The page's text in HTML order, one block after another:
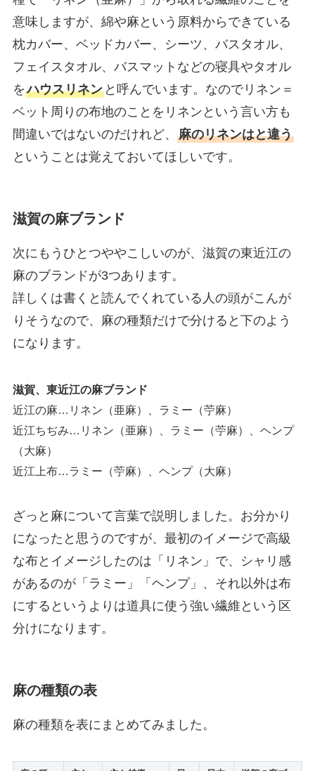
意味しますが、綿や麻という原料からできている
枕カバー、ベッドカバー、シーツ、バスタオル、
フェイスタオル、バスマットなどの寝具やタオル
をハウスリネンと呼んでいます。なのでリネン＝
ベット周りの布地のことをリネンという言い方も
間違いではないのだけれど、 麻のリネンはと違う
ということは覚えておいてほしいです。
滋賀の麻ブランド
次にもうひとつややこしいのが、滋賀の東近江の
麻のブランドが3つあります。
詳しくは書くと読んでくれている人の頭がこんが
りそうなので、麻の種類だけで分けると下のよう
になります。
滋賀、東近江の麻ブランド
近江の麻…リネン（亜麻）、ラミー（苧麻）
近江ちぢみ…リネン（亜麻）、ラミー（苧麻）、ヘンプ
（大麻）
近江上布…ラミー（苧麻）、ヘンプ（大麻）
ざっと麻について言葉で説明しました。お分かり
になったと思うのですが、最初のイメージで高級
な布とイメージしたのは「リネン」で、シャリ感
があるのが「ラミー」「ヘンプ」、それ以外は布
にするというよりは道具に使う強い繊維という区
分けになります。
麻の種類の表
麻の種類を表にまとめてみました。